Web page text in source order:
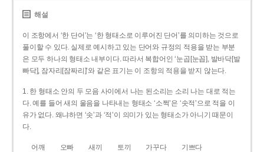
해설
이 조항에서 ‘한 단어’는 ‘한 형태소로 이루어진 단어’를 의미하는 것으로
풀이할 수 있다. 실제로 예시하고 있는 단어와 규정의 적용을 받는 부분
은 모두 하나의 형태소 내부이다. 따라서 복합어인 ‘눈곱[눈꼽], 발바닥[발
빠닥], 잠자리[잠짜리]’와 같은 표기는 이 조항의 적용을 받지 않는다.
1. 한 형태소 안의 두 모음 사이에서 나는 된소리는 소리 나는 대로 적는
다. 예를 들어 새의 울음을 나타내는 형태소 ‘소쩍’은 ‘솟적’으로 적을 이
유가 없다. 왜냐하면 ‘솟’과 ‘적’이 의미가 있는 형태소가 아니기 때문이
다.
어깨 오빠 새끼 토끼 가꾸다
기쁘다